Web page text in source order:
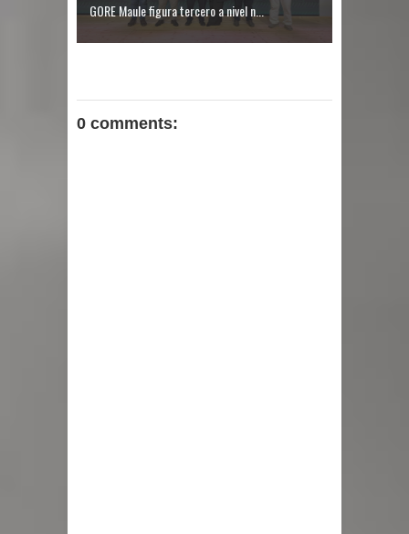
GORE Maule figura tercero a nivel n...
0 comments: